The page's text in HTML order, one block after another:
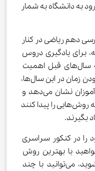
به دانشگاه به شمار
دهم ریاضی در کنار
مطالعه، برای یادگیری دروس
در مقطع متوسطه دوم، نسبت به سال‌های قبل اهمیت
بیشتری پیدا می‌کند. زیرا ارزشمند بودن زمان در این سال‌ها،
بیش از پیش خودش را به دانش آموزان نشان می‌دهد و
دانش آموزان به دنبال این هستند که روش‌هایی را پیدا کنند
بگیرند.
خود را در کنکور سراسری
نمایند. اگر شما هم می‌خواهید با بهترین روش
یادگیری فارسی دهم ریاضی آشنا شوید، می‌توانید با چند